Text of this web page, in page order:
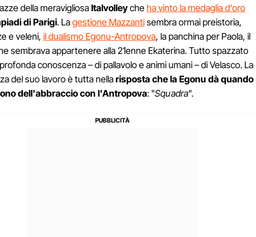
della meravigliosaItalvolleyche ha vinto la medaglia d'oro
di Parigi. Lagestione Mazzantisembra ormai preistoria,
e veleni, il dualismo Egonu-Antropova, la panchina per Paola, il
sembrava appartenere alla 21enne Ekaterina. Tutto spazzato
conoscenza – di pallavolo e animi umani – di Velasco. La
del suo lavoro è tutta nellarisposta che la Egonu dà quando
dell'abbraccio con l'Antropova: "Squadra".